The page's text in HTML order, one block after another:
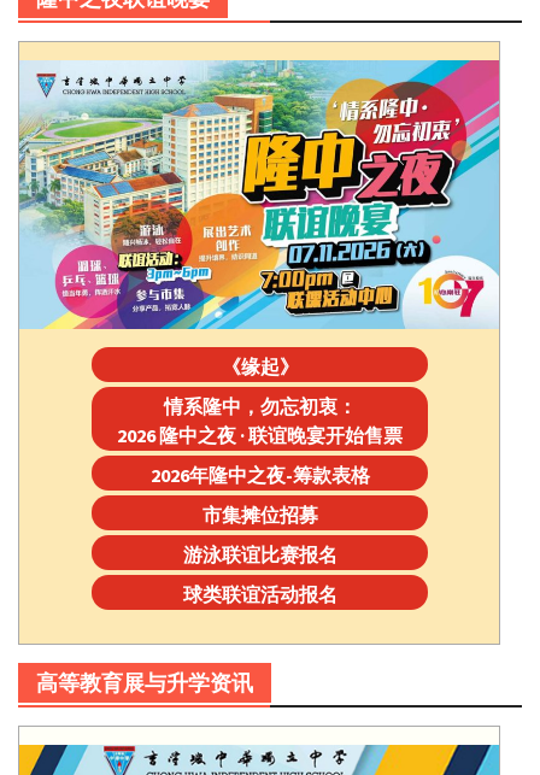
《缘起》
情系隆中，勿忘初衷：
2026 隆中之夜 · 联谊晚宴开始售票
2026年隆中之夜-筹款表格
市集摊位招募
游泳联谊比赛报名
球类联谊活动报名
高等教育展与升学资讯